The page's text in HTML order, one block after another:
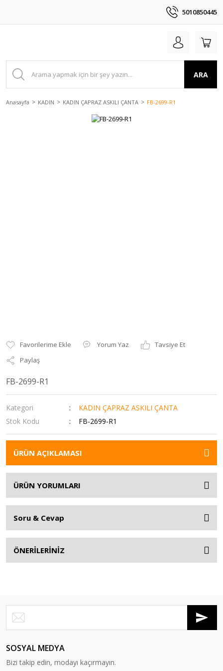
5010850445
ARA
Anasayfa KADIN KADIN ÇAPRAZ ASKILI ÇANTA FB-2699-R1
Yorum Yaz
Tavsiye Et
Paylaş
FB-2699-R1
Kategori
KADIN ÇAPRAZ ASKILI ÇANTA
Stok Kodu
FB-2699-R1
ÜRÜN AÇIKLAMASI
ÜRÜN YORUMLARI
Soru & Cevap
ÖNERİLERİNİZ
SOSYAL MEDYA
Bizi takip edin, modayı kaçırmayın.